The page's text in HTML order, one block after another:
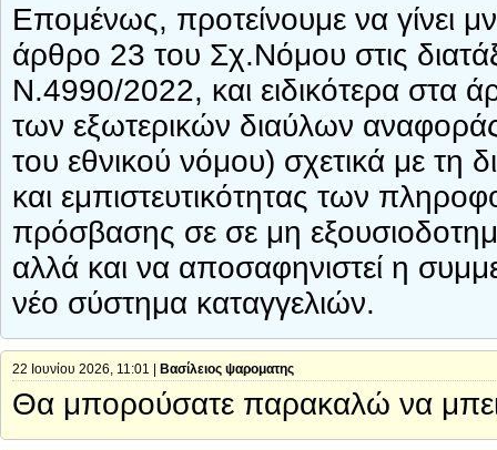
Επομένως, προτείνουμε να γίνει
άρθρο 23 του Σχ.Νόμου στις
Ν.4990/2022, και ειδικότερα στα
των εξωτερικών διαύλων
του εθνικού νόμου) σχετικά με τη
και εμπιστευτικότητας των
πρόσβασης σε σε μη
αλλά και να αποσαφηνιστεί η
νέο σύστημα καταγγελιών.
22 Ιουνίου 2026, 11:01 | Βασίλειος ψαροματης
Θα μπορούσατε παρακαλώ να μπει